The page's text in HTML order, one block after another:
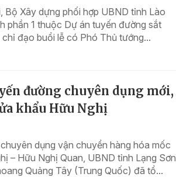
Bộ Xây dựng phối hợp UBND tỉnh Lào
phần 1 thuộc Dự án tuyến đường sắt
đạo buổi lễ có Phó Thủ tướng...
đường chuyên dụng mới,
khẩu Hữu Nghị
dụng vận chuyển hàng hóa mốc
– Hữu Nghị Quan, UBND tỉnh Lạng Sơn
Quảng Tây (Trung Quốc) đã tổ...